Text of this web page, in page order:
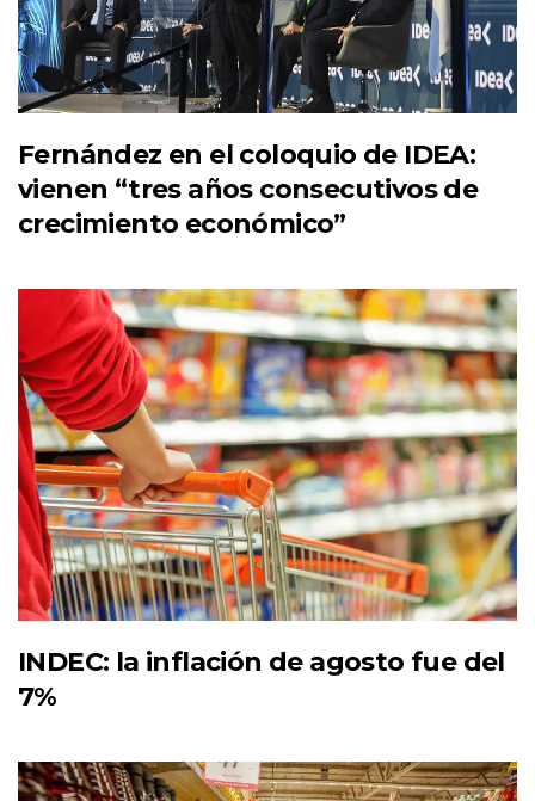
Fernández en el coloquio de IDEA:
vienen “tres años consecutivos de
crecimiento económico”
INDEC: la inflación de agosto fue del
7%